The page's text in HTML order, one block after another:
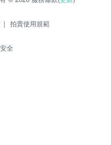
| 拍賣使用規範
全